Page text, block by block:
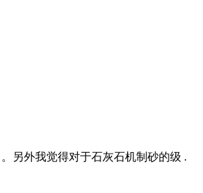
另外我觉得对于石灰石机制砂的级 .